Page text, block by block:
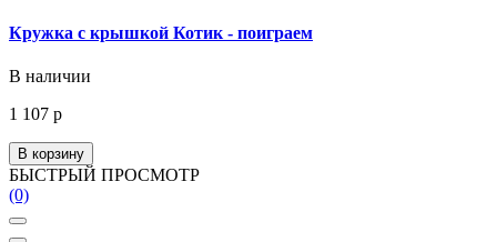
Кружка с крышкой Котик - поиграем
В наличии
1 107 р
В корзину
БЫСТРЫЙ ПРОСМОТР
(0)